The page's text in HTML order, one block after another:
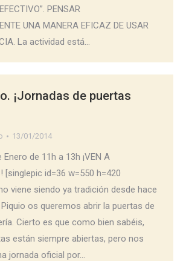
PENSAR
UNA MANERA EFICAZ DE USAR
La actividad está…
¡Jornadas de puertas
13/01/2014
de 11h a 13h ¡VEN A
[singlepic id=36 w=550 h=420
viene siendo ya tradición desde hace
os queremos abrir la puertas de
Cierto es que como bien sabéis,
están siempre abiertas, pero nos
jornada oficial por…